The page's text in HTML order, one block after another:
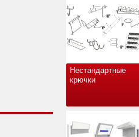
Нестандартные
крючки